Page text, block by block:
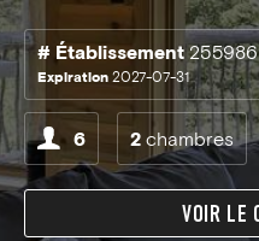
# Établissement 255986
Expiration 2027-07-31
6 2 chambres
VOIR LE